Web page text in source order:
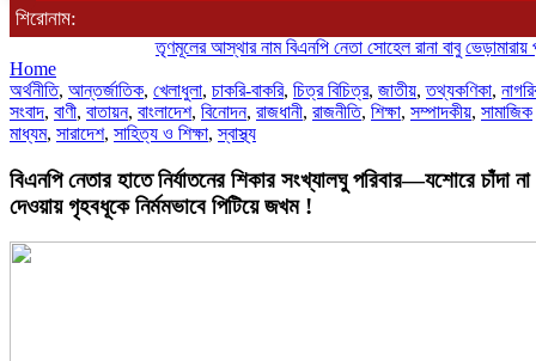
শিরোনাম:
তৃণমূলের আস্থার নাম বিএনপি নেতা সোহেল রানা বাবু ভেড়ামারায়
Home
অর্থনীতি, আন্তর্জাতিক, খেলাধুলা, চাকরি-বাকরি, চিত্র বিচিত্র, জাতীয়,তথ্যকণিকা,
সংবাদ, বাণী, বাতায়ন, বাংলাদেশ, বিনোদন, রাজধানী, রাজনীতি, শিক্ষা, সম্পাদকীয়, সামাজিক
মাধ্যম, সারাদেশ, সাহিত্য ও শিক্ষা,স্বাস্থ্য
বিএনপি নেতার হাতে নির্যাতনের শিকার সংখ্যালঘু পরিবার—যশোরে চাঁদা না
দেওয়ায় গৃহবধূকে নির্মমভাবে পিটিয়ে জখম !